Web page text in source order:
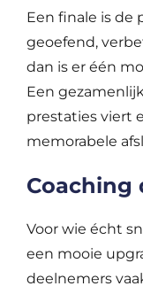
Een finale is de
geoefend,
dan is er één
Een
prestaties viert
memorabele
Coaching
Voor wie écht
een mooie
deelnemers